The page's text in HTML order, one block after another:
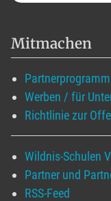
Mitmachen
Werben / für
Richtlinie zur
Wildnis-Schulen
Partner und
RSS-Feed